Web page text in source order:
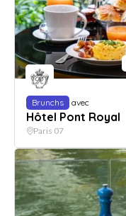
Brunchs avec
Hôtel Pont Royal
Paris 07